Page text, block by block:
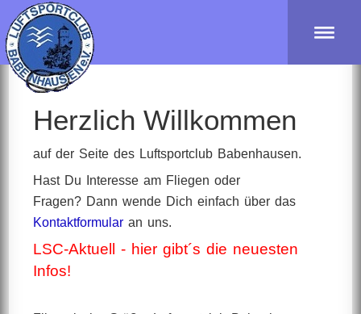
Herzlich Willkommen
auf der Seite des Luftsportclub Babenhausen.
Hast Du Interesse am Fliegen oder
Fragen? Dann wende Dich einfach über das
Kontaktformular an uns.
LSC-Aktuell - hier gibt´s die neuesten
Infos!